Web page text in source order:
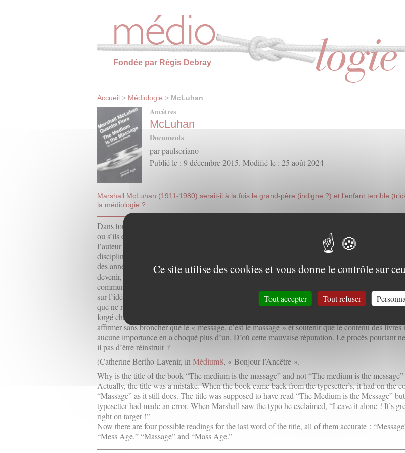
Fondée par Régis Debray
Accueil > Médiologie > McLuhan
Ancêtres
McLuhan
Documents
par paulsoriano
Publié le : 9 décembre 2015. Modifié le : 25 août 2024
Marshall McLuhan (1911-1980) serait-il à la fois le grand-père (indigne ?) et l’enfant terrible
la médiologie ?
Dans toutes les familles il y a un aïeul un peu excentrique dont on ne sait trop s’il fait honneur à la
ou s’ils est légèrement embarrassant. C’est le cas de
. On reproche bien
l’auteur de
un goût pervers pour le
disciplines ainsi qu’un coupable penchant pour des formes d’écriture non académiques. Pourtant
des années 1960, il séduisait ingénieurs et historiens, informaticiens en herbe et
devenir, c’est pour une autre raison. Dans des sociétés confrontées à l’irruption des technologies
communication, ses livres successifs s’ordonnaient peu à peu en une bible foisonnante et baroque,
sur l’idée forte que la technique devrait être replacée au cœur de la réflexion sur l’histoire des
que ne réfuterait aucun médiologue qui se respecte. Cependant, de livre en livre, Marshall Mc
forgé chez les gens de bien une image déplorable. Ce Canadien iconoclaste a franchement
affirmer sans broncher que le « message, c’est le massage » et soutenir que le contenu des livres
aucune importance en a choqué plus d’un. D’où cette mauvaise réputation. Le procès pourtant
il pas d’être réinstruit ?
(Catherine Bertho-Lavenir, in Médium8, « Bonjour l’Ancêtre ».
Why is the title of the book “The medium is the massage” and not “The medium is the
Actually, the title was a mistake. When the book came back from the typesetter’s, it had on the
“Massage” as it still does. The title was supposed to have read “The Medium is the Message”
typesetter had made an error. When Marshall saw the typo he exclaimed, “Leave it alone ! It’s
right on target !”
Now there are four possible readings for the last word of the title, all of them accurate :
“Mess Age,” “Massage” and “Mass Age.”
Ce site utilise des cookies et vous donne le contrôle sur
Tout accepter Tout refuser